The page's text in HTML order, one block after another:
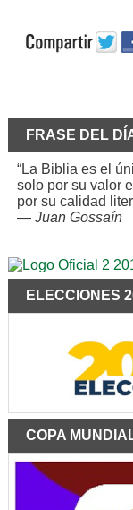
FRASE DEL
“La Biblia es el
solo por su valor
por su calidad
— Juan Gossaín
ELECCIONES
COPA